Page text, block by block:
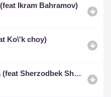
Ikram Bahramov)
Ko\'k choy)
Shahnoza Otaboyeva (feat Sherzodbek Shorahmedov)